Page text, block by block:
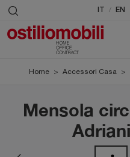
/ EN
Home > Accessori Casa >
Mensola